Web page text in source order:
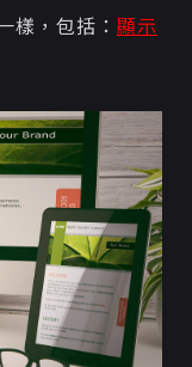
樣，包括： 顯示